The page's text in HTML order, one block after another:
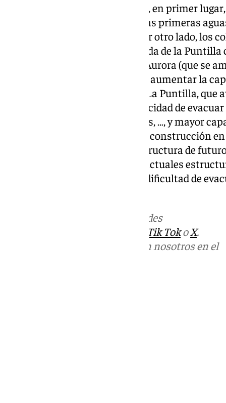
El tanque tiene varios objetivos, en primer
principal misión es evitar que las primeras
contaminadas lleguen al río. Por otro lado, los
construyendo tanto en la rotonda de la Puntilla
ampliación del existente en c/ Aurora (que se
diámetro) tienen como objetivo aumentar la
hacia el tanque y al bombeo de La Puntilla, que
m3/s. Esto implica, mayor capacidad de
Plaza La Noria, Crucero Baleares, …, y mayor
del casco urbano. El colector en construcción
3,0 x 2,5 metros, es una infraestructura de
interceptar buena parte de las actuales
impacto en el río, y evitando la dificultad de
en las redes
Tik TokoX.
Puedes ponerte en contacto con nosotros en el